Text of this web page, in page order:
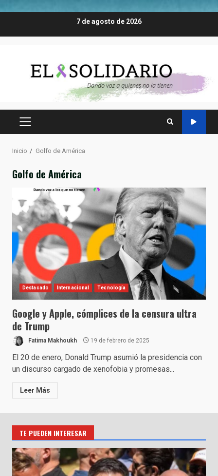
7 de agosto de 2026
MENÚ
Inicio Golfo de América
Golfo de América
Destacado Internacional Tecnología
Google y Apple, cómplices de la censura ultra
de Trump
Fatima Makhoukh 19 de febrero de 2025
El 20 de enero, Donald Trump asumió la presidencia con
un discurso cargado de xenofobia y promesas...
Leer Más
TE PUEDEN INTERESAR